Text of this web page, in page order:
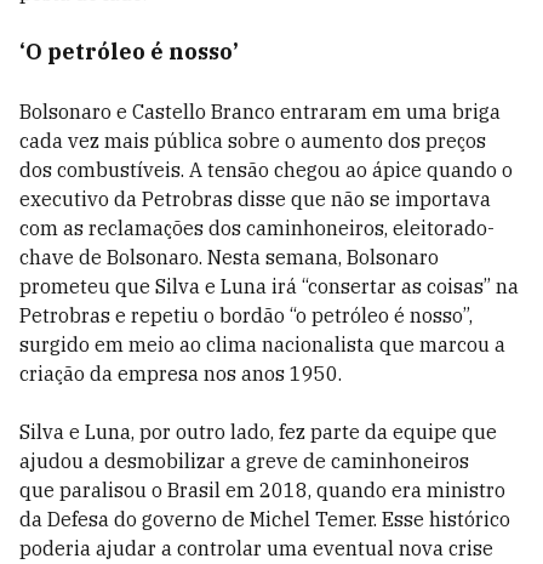
‘O petróleo é nosso’
Bolsonaro e Castello Branco entraram em uma briga
cada vez mais pública sobre o aumento dos preços
dos combustíveis. A tensão chegou ao ápice quando o
executivo da Petrobras disse que não se importava
com as reclamações dos caminhoneiros, eleitorado-
chave de Bolsonaro. Nesta semana, Bolsonaro
prometeu que Silva e Luna irá “consertar as coisas” na
Petrobras e repetiu o bordão “o petróleo é nosso”,
surgido em meio ao clima nacionalista que marcou a
criação da empresa nos anos 1950.
Silva e Luna, por outro lado, fez parte da equipe que
ajudou a desmobilizar a greve de caminhoneiros
que paralisou o Brasil em 2018, quando era ministro
da Defesa do governo de Michel Temer. Esse histórico
poderia ajudar a controlar uma eventual nova crise